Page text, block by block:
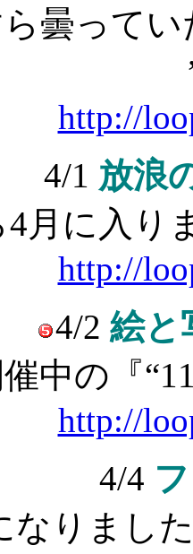
曇って
http://
4/1 放浪
月に入り
http://
4/2 絵と
中の『
http://
4/4
なりまし